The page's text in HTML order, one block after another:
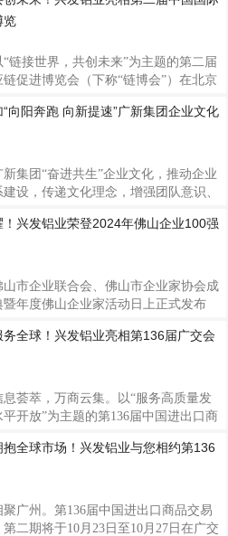
较去年上升了5位，再次展现了兴发铝
的卓越实力和创新能力。据了
造业500强”由省工业和信息化厅、省
商务厅指导，暨南大学产业经济研究
会、省发展和改革研究院主办评选，
测序，并由专家审核委员会审定发布。
评选以来，已连续举办12年，每年度发
览
“链接世界，共创未来”为主题的第二届
促进博览会（下称“链博会”）在北京
也是国家制造业单项冠军企业和广东
群重点产业链“链主”企业，长期坚守
，打造绿色现代数智化铝挤压产业
款高品质系统门窗、铝型材产品及解
兴发铝业智造的创新成果和实力，深
家级展会，致力于推动全球产业链供应
。兴发铝业紧抓全球市场
向阳奔跑 向新提速”广新集团企业文化
集团“奋进共生”企业文化，推动企业
设，传递文化理念，增强团队意识、
集团企业文化主题阳光运动节，丰富
活，提高员工的凝聚力与向心力，
比赛第二”的体育运动精神中奋发向
和见证每一个精彩瞬间，携手共绘美
随着激昂的开场表演，迎着阳光，踏
的姿态依次登场，坚定的步伐，整齐
演绎，亮点纷呈，每一个节拍
！兴发铝业荣登2024年佛山企业100强
山市企业联合会、佛山市企业家协会成
暨年度佛山企业家活动日上正式发布
榜单及佛山骨干企业调研成果，兴发
经营业绩和强大的综合实力，荣登
100强第19位、佛山制造业企业100强
铝业40年来始终坚持“客户为本、品质
领、匠心智造”的核心价值观，坚守实
业引领作用，不断强化产业链优势，
部署创新链，规范公司治理，稳健
全球！兴发铝业亮相第136届广交会
荟萃，万商云集。以“服务高质量发
开放”为主题的第136届中国进出口商
会参展的常客，聚焦全球市场需求，
力，积极亮相释放创新活力迎客来，
高品质的系统门窗产品及解决方案，
和产品硬实力向世界展示中国品牌的
全球化步伐。兴发铝业40年来始终坚
抱全球市场！兴发铝业与您相约第136
广州。第136届中国进出口商品交易
二期将于10月23日至10月27日在广交